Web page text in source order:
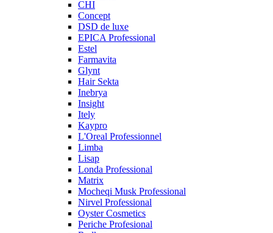
CHI
Concept
DSD de luxe
EPICA Professional
Estel
Farmavita
Glynt
Hair Sekta
Inebrya
Insight
Itely
Kaypro
L'Oreal Professionnel
Limba
Lisap
Londa Professional
Matrix
Mocheqi Musk Professional
Nirvel Professional
Oyster Cosmetics
Periche Profesional